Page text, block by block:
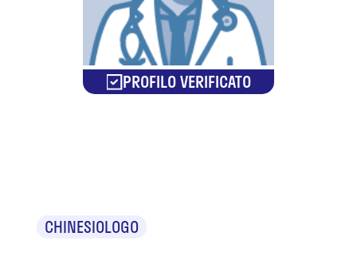
PROFILO VERIFICATO
CHINESIOLOGO